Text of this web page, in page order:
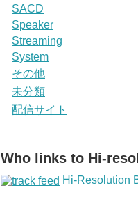
SACD
Speaker
Streaming
System
その他
未分類
配信サイト
Who links to Hi-
Hi-Resolution